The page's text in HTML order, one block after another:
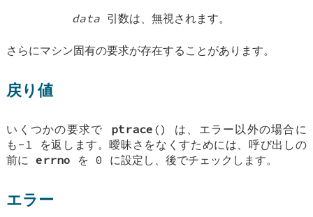
data引数は、無視されます。
さらにマシン固有の要求が存在することがあります。
戻り値
いくつかの要求で ptrace () は、エラー以外の場合に
も-1 を返します。曖昧さをなくすためには、呼び出しの
前にerrno を 0 に設定し、後でチェックします。
エラー